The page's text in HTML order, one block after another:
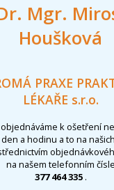
Mgr.
Houšková
PRAXE
LÉKAŘE s.r.o.
k ošetření
a hodinu a to na
na našem telefonním čísle
377 464 335 .